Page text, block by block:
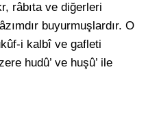
râbıta ve diğerleri
buyurmuşlardır. O
i kalbî ve gafleti
hudû’ ve huşû’ ile